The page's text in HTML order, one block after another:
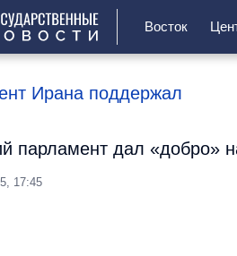
Восток
Ирана поддержал
парламент дал «добро»
17:45